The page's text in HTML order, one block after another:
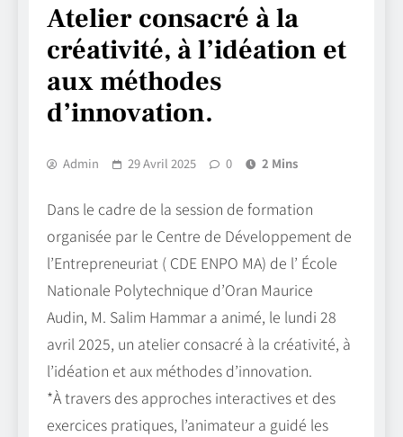
Atelier consacré à la
créativité, à l’idéation et
aux méthodes
d’innovation.
Admin 29 Avril 2025 0 2 Mins
Dans le cadre de la session de formation
organisée par le Centre de Développement de
l’Entrepreneuriat ( CDE ENPO MA) de l’ École
Nationale Polytechnique d’Oran Maurice
Audin, M. Salim Hammar a animé, le lundi 28
avril 2025, un atelier consacré à la créativité, à
l’idéation et aux méthodes d’innovation.
*À travers des approches interactives et des
exercices pratiques, l’animateur a guidé les